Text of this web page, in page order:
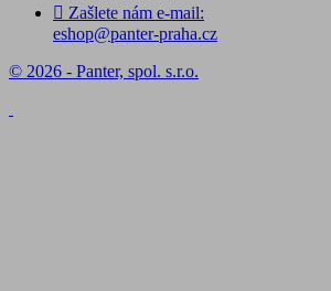
 Zašlete nám e-mail:
eshop@panter-praha.cz
© 2026 - Panter, spol. s.r.o.